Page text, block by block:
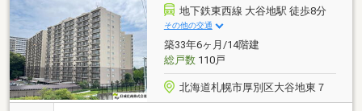
換・システムキッチン、洗面化粧台、洗浄便座付きト
イレ、ユニットバス交換(浴室乾燥機付)・分電盤交
換・インナーサッシ交換・給湯器交換・暖房機交換
(LD)・照明器具・エアフープ(室内物干し竿)・コート
掛け※本物件の棟にはエレベーターはございません。
地下鉄東西線 大谷地駅 徒歩8分
その他の交通
築33年6ヶ月/14階建
総戸数110戸
北海道札幌市厚別区大谷地東７